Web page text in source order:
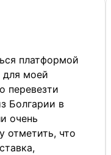
платформой
для моей
перевезти
Болгарии в
очень
отметить, что